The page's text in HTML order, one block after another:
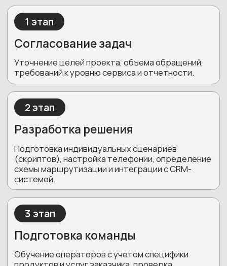
Регулярный анализ показателей эффективности,
выработка рекомендаций по улучшению
сервиса.
ОТВЕЧАЕМ НА
ПОПУЛЯРНЫЕ ВОПРОСЫ